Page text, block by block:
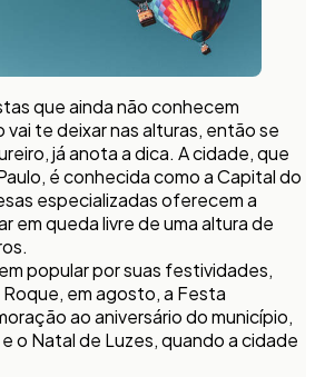
que ainda não conhecem
te deixar nas alturas, então se
já anota a dica. A cidade, que
é conhecida como a Capital do
especializadas oferecem a
em queda livre de uma altura de
popular por suas festividades,
em agosto, a Festa
ao aniversário do município,
o Natal de Luzes, quando a cidade